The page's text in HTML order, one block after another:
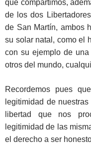
que compartimos,
de los dos
de San Martín, ambos
su solar natal, como el
con su ejemplo de
otros del mundo,
Recordemos pues
legitimidad de
libertad que nos
legitimidad de las
el derecho a ser